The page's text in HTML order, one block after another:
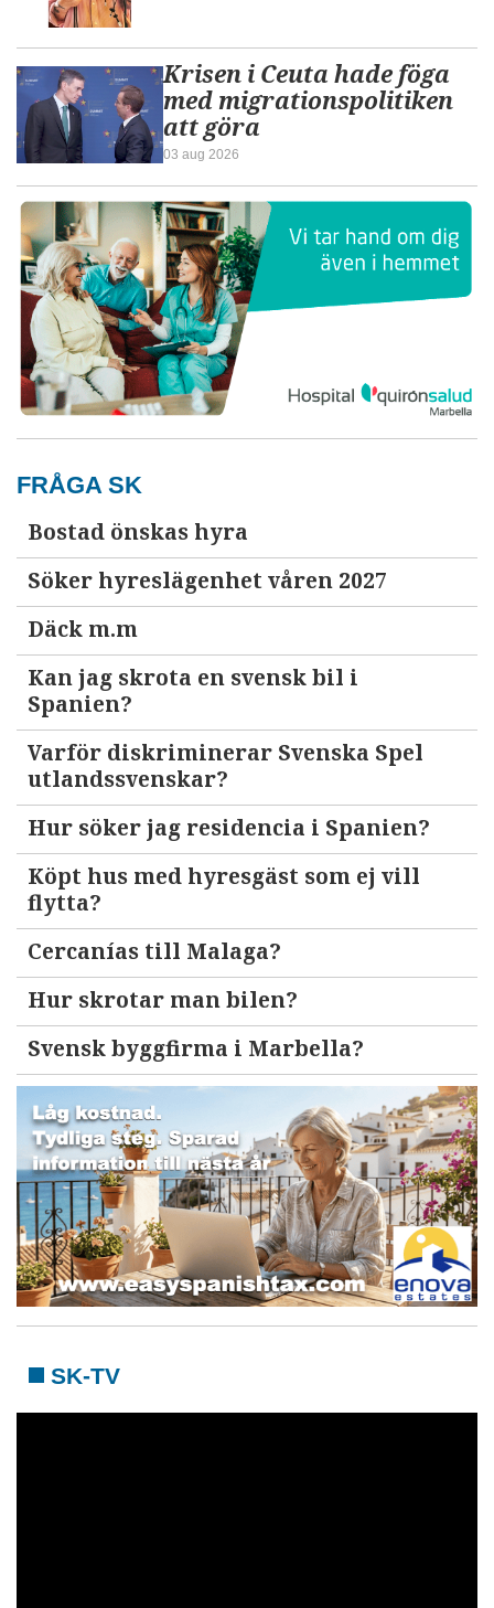
Krisen i Ceuta hade föga
med migrationspolitiken
att göra
03 aug 2026
FRÅGA SK
Bostad önskas hyra
Söker hyreslägenhet våren 2027
Däck m.m
Kan jag skrota en svensk bil i
Spanien?
Varför diskriminerar Svenska Spel
utlandssvenskar?
Hur söker jag residencia i Spanien?
Köpt hus med hyresgäst som ej vill
flytta?
Cercanías till Malaga?
Hur skrotar man bilen?
Svensk byggfirma i Marbella?
SK-TV